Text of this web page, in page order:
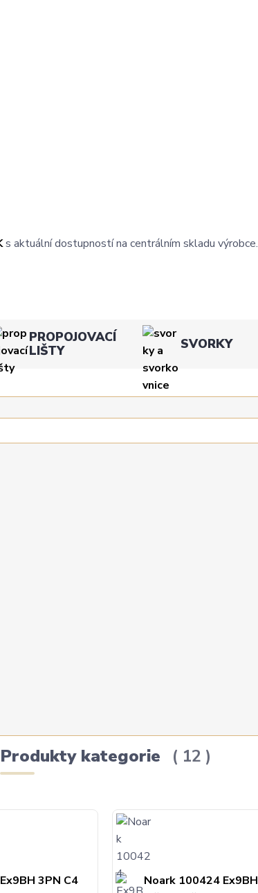
s aktuální dostupností na centrálním skladu výrobce.
PROPOJOVACÍ
LIŠTY
SVORKY
Produkty kategorie 12